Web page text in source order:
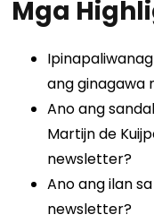
Mga
ang ginagawa
Ano ang
Martijn de
newsletter?
Ano ang ilan
newsletter?